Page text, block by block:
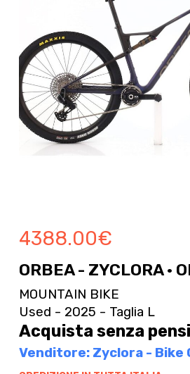
4388.00€
ORBEA - ZYCLORA ·
MOUNTAIN BIKE
Used - 2025 - Taglia L
Acquista senza
Venditore: Zyclora - Bike